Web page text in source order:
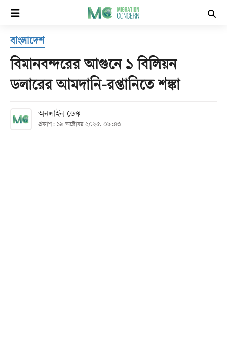
হোম
সর্বশেষ
বিভাগ
বাংলাদেশ
বিমানবন্দরের আগুনে ১ বিলিয়ন
ডলারের আমদানি-রপ্তানিতে শঙ্কা
অনলাইন ডেস্ক
প্রকাশ: ১৯ অক্টোবর ২০২৫, ০৯:৪৩